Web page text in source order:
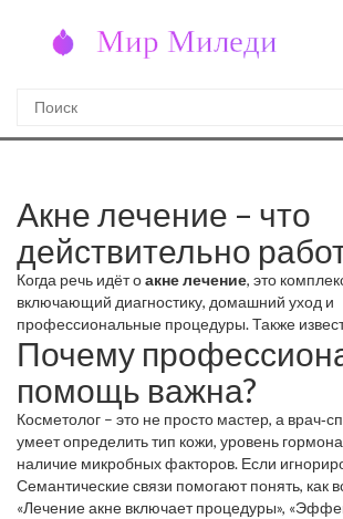
Акне лечение – что
действительно
Когда речь идёт оакне лечение, это
включающий диагностику, домашний уход и
профессиональные процедуры. Также
прыщевой кожей , оно помогает снизить
предотвратить новые высыпания. Для
полезно рассмотреть такие связанные
косметология
,
и уменьшения рубцови процедуры при акне
химический пилинг, фототерапия и другие
методики
. Всё это образует единую
лечение
требует грамотного выбора
Почему
помощь важна?
Косметолог – это не просто мастер, а
умеет определить тип кожи, уровень
наличие микробных факторов. Если
косметолога,его рекомендации позволяют
индивидуальную схему ухода и избежать
Семантические связи помогают понять, как
«Лечение акне включает процедуры»,